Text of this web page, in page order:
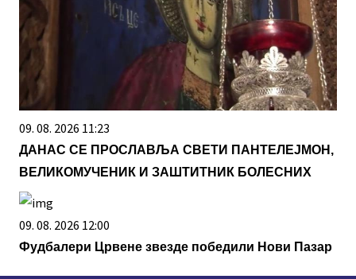
09. 08. 2026 11:23
ДАНАС СЕ ПРОСЛАВЉА СВЕТИ ПАНТЕЛЕЈМОН,
ВЕЛИКОМУЧЕНИК И ЗАШТИТНИК БОЛЕСНИХ
09. 08. 2026 12:00
Фудбалери Црвене звезде победили Нови Пазар